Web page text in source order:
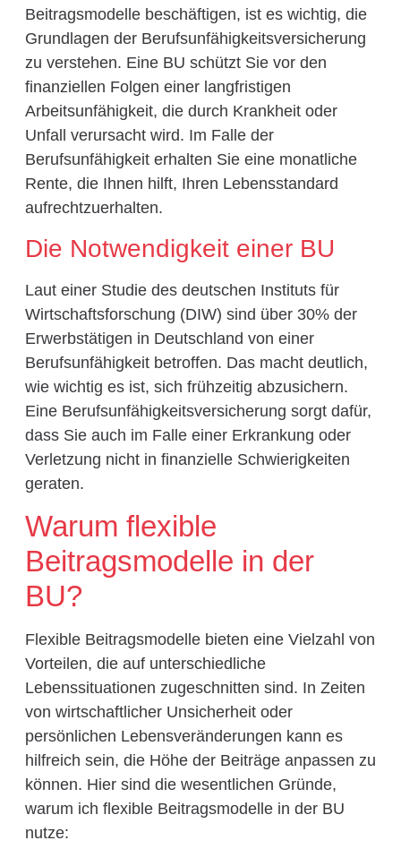
Beitragsmodelle beschäftigen, ist es wichtig, die
Grundlagen der Berufsunfähigkeitsversicherung
zu verstehen. Eine BU schützt Sie vor den
finanziellen Folgen einer langfristigen
Arbeitsunfähigkeit, die durch Krankheit oder
Unfall verursacht wird. Im Falle der
Berufsunfähigkeit erhalten Sie eine monatliche
Rente, die Ihnen hilft, Ihren Lebensstandard
aufrechtzuerhalten.
Die Notwendigkeit einer BU
Laut einer Studie des deutschen Instituts für
Wirtschaftsforschung (DIW) sind über 30% der
Erwerbstätigen in Deutschland von einer
Berufsunfähigkeit betroffen. Das macht deutlich,
wie wichtig es ist, sich frühzeitig abzusichern.
Eine Berufsunfähigkeitsversicherung sorgt dafür,
dass Sie auch im Falle einer Erkrankung oder
Verletzung nicht in finanzielle Schwierigkeiten
geraten.
Warum flexible
Beitragsmodelle in der
BU?
Flexible Beitragsmodelle bieten eine Vielzahl von
Vorteilen, die auf unterschiedliche
Lebenssituationen zugeschnitten sind. In Zeiten
von wirtschaftlicher Unsicherheit oder
persönlichen Lebensveränderungen kann es
hilfreich sein, die Höhe der Beiträge anpassen zu
können. Hier sind die wesentlichen Gründe,
warum ich flexible Beitragsmodelle in der BU
nutze: